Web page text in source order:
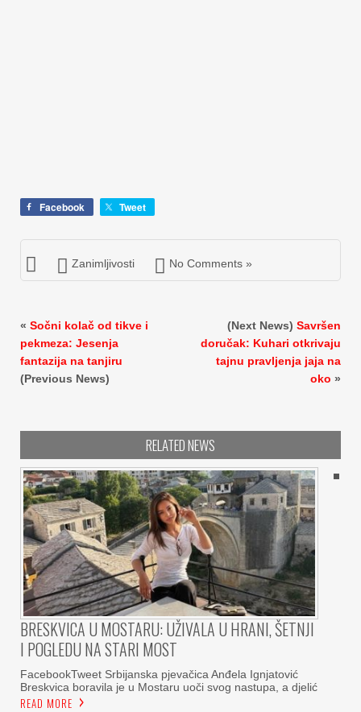
Facebook Tweet
Zanimljivosti No Comments »
« Sočni kolač od tikve i
pekmeza: Jesenja
fantazija na tanjiru
(Previous News)
(Next News) Savršen
doručak: Kuhari otkrivaju
tajnu pravljenja jaja na
oko »
RELATED NEWS
BRESKVICA U MOSTARU: UŽIVALA U HRANI, ŠETNJI
I POGLEDU NA STARI MOST
FacebookTweet Srbijanska pjevačica Anđela Ignjatović
Breskvica boravila je u Mostaru uoči svog nastupa, a djelić
READ MORE